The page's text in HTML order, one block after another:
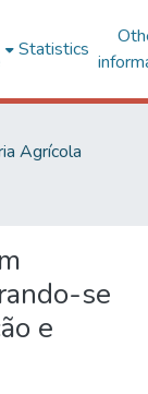
Statistics
Agrícola
se
e